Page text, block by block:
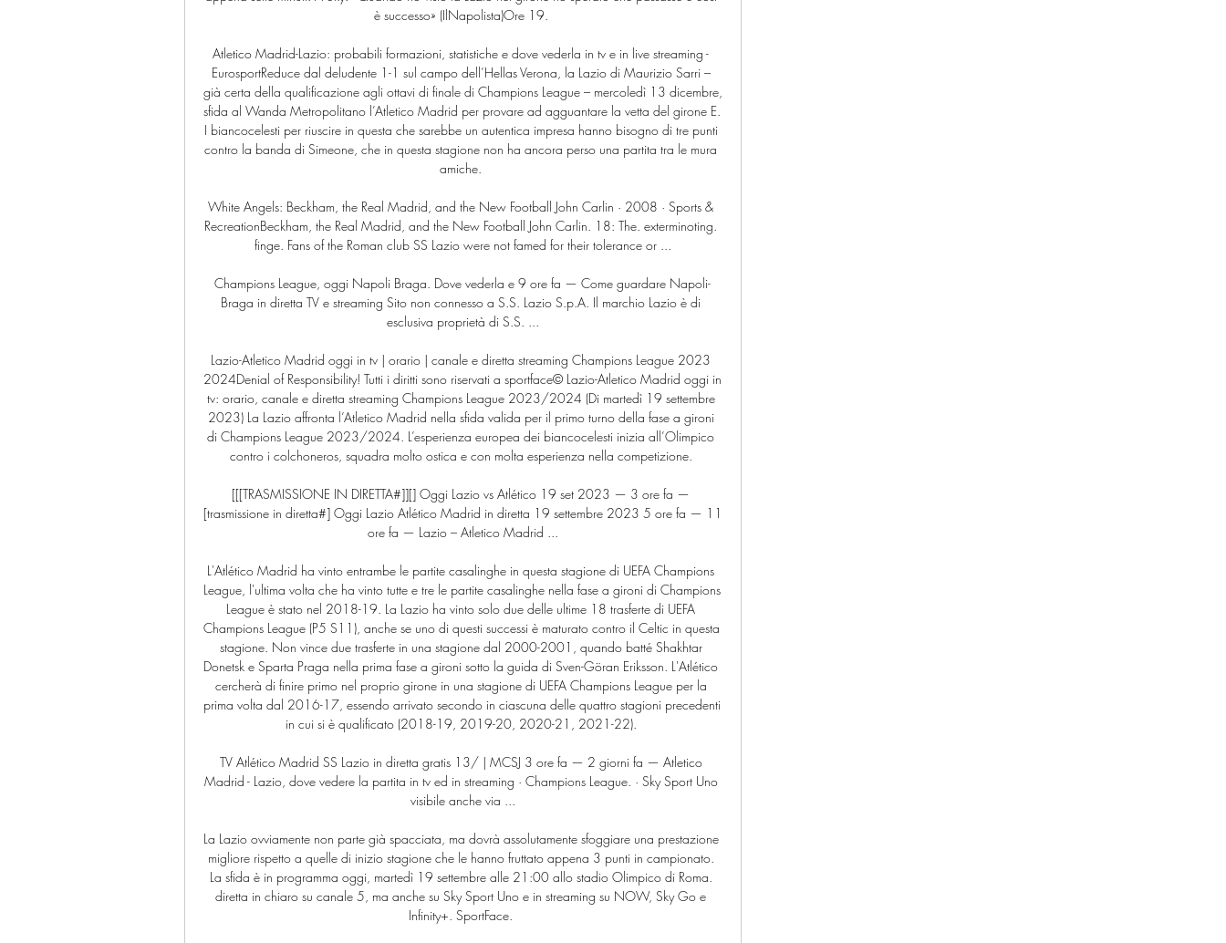
è successo» (IlNapolista)Ore 19.
Atletico Madrid-Lazio: probabili formazioni, statistiche e dove vederla in tv e in live streaming -
EurosportReduce dal deludente 1-1 sul campo dell’Hellas Verona, la Lazio di Maurizio Sarri –
già certa della qualificazione agli ottavi di finale di Champions League – mercoledì 13 dicembre,
sfida al Wanda Metropolitano l’Atletico Madrid per provare ad agguantare la vetta del girone E.
I biancocelesti per riuscire in questa che sarebbe un autentica impresa hanno bisogno di tre punti
contro la banda di Simeone, che in questa stagione non ha ancora perso una partita tra le mura
amiche.
White Angels: Beckham, the Real Madrid, and the New Football John Carlin · 2008 · ‎Sports &
RecreationBeckham, the Real Madrid, and the New Football John Carlin. 18: The. exterminoting.
finge. Fans of the Roman club SS Lazio were not famed for their tolerance or ...
Champions League, oggi Napoli Braga. Dove vederla e 9 ore fa — Come guardare Napoli-
Braga in diretta TV e streaming Sito non connesso a S.S. Lazio S.p.A. Il marchio Lazio è di
esclusiva proprietà di S.S. ...
Lazio-Atletico Madrid oggi in tv | orario | canale e diretta streaming Champions League 2023
2024Denial of Responsibility! Tutti i diritti sono riservati a sportface© Lazio-Atletico Madrid oggi in
tv: orario, canale e diretta streaming Champions League 2023/2024 (Di martedì 19 settembre
2023) La Lazio affronta l’Atletico Madrid nella sfida valida per il primo turno della fase a gironi
di Champions League 2023/2024. L’esperienza europea dei biancocelesti inizia all’Olimpico
contro i colchoneros, squadra molto ostica e con molta esperienza nella competizione.
[[[TRASMISSIONE IN DIRETTA#]][] Oggi Lazio vs Atlético 19 set 2023 — 3 ore fa —
[trasmissione in diretta#] Oggi Lazio Atlético Madrid in diretta 19 settembre 2023 5 ore fa — 11
ore fa — Lazio – Atletico Madrid ...
L'Atlético Madrid ha vinto entrambe le partite casalinghe in questa stagione di UEFA Champions
League, l'ultima volta che ha vinto tutte e tre le partite casalinghe nella fase a gironi di Champions
League è stato nel 2018-19. La Lazio ha vinto solo due delle ultime 18 trasferte di UEFA
Champions League (P5 S11), anche se uno di questi successi è maturato contro il Celtic in questa
stagione. Non vince due trasferte in una stagione dal 2000-2001, quando batté Shakhtar
Donetsk e Sparta Praga nella prima fase a gironi sotto la guida di Sven-Göran Eriksson. L'Atlético
cercherà di finire primo nel proprio girone in una stagione di UEFA Champions League per la
prima volta dal 2016-17, essendo arrivato secondo in ciascuna delle quattro stagioni precedenti
in cui si è qualificato (2018-19, 2019-20, 2020-21, 2021-22).
TV Atlético Madrid SS Lazio in diretta gratis 13/ | MCSJ 3 ore fa — 2 giorni fa — Atletico
Madrid - Lazio, dove vedere la partita in tv ed in streaming · Champions League. · Sky Sport Uno
visibile anche via ...
La Lazio ovviamente non parte già spacciata, ma dovrà assolutamente sfoggiare una prestazione
migliore rispetto a quelle di inizio stagione che le hanno fruttato appena 3 punti in campionato.
La sfida è in programma oggi, martedì 19 settembre alle 21:00 allo stadio Olimpico di Roma.
diretta in chiaro su canale 5, ma anche su Sky Sport Uno e in streaming su NOW, Sky Go e
Infinity+. SportFace.